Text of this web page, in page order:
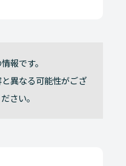
報です。
異なる可能性がござ
さい。